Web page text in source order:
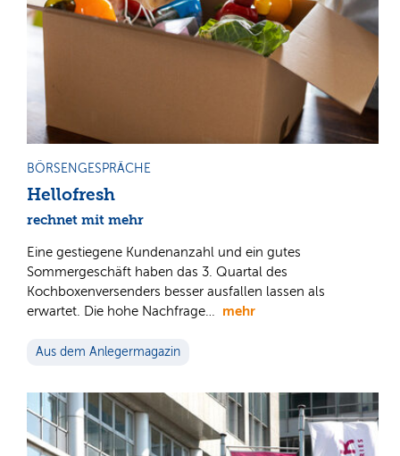
BÖRSENGESPRÄCHE
Hellofresh
rechnet mit mehr
Eine gestiegene Kundenanzahl und ein gutes
Sommergeschäft haben das 3. Quartal des
Kochboxenversenders besser ausfallen lassen als
erwartet. Die hohe Nachfrage… mehr
Aus dem Anlegermagazin